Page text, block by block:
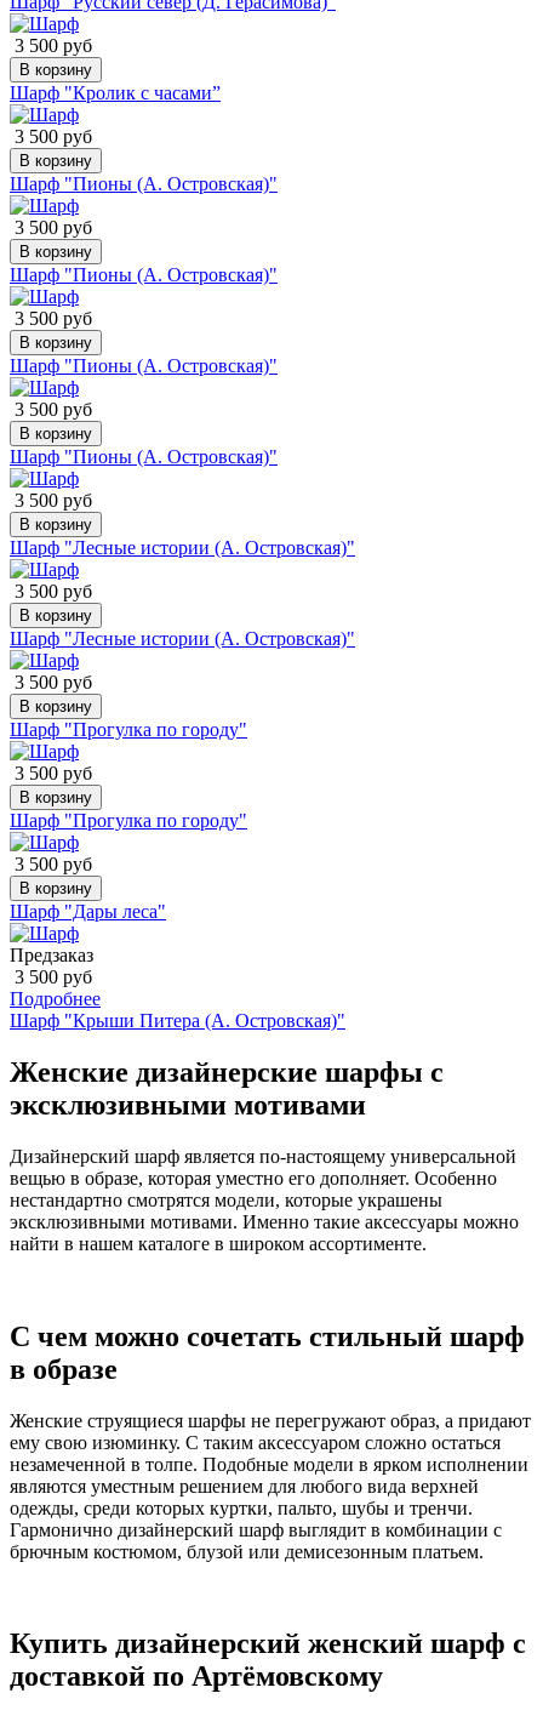
3 500 руб
В корзину
Шарф "Кролик с часами”
3 500 руб
В корзину
Шарф "Пионы (А. Островская)"
3 500 руб
В корзину
Шарф "Пионы (А. Островская)"
3 500 руб
В корзину
Шарф "Пионы (А. Островская)"
3 500 руб
В корзину
Шарф "Пионы (А. Островская)"
3 500 руб
В корзину
Шарф "Лесные истории (А. Островская)"
3 500 руб
В корзину
Шарф "Лесные истории (А. Островская)"
3 500 руб
В корзину
Шарф "Прогулка по городу"
3 500 руб
В корзину
Шарф "Прогулка по городу"
3 500 руб
В корзину
Шарф "Дары леса"
Предзаказ
3 500 руб
Подробнее
Шарф "Крыши Питера (А. Островская)"
Женские дизайнерские шарфы с
эксклюзивными мотивами
Дизайнерский шарф является по-настоящему универсальной
вещью в образе, которая уместно его дополняет. Особенно
нестандартно смотрятся модели, которые украшены
эксклюзивными мотивами. Именно такие аксессуары можно
найти в нашем каталоге в широком ассортименте.
С чем можно сочетать стильный шарф
в образе
Женские струящиеся шарфы не перегружают образ, а придают
ему свою изюминку. С таким аксессуаром сложно остаться
незамеченной в толпе. Подобные модели в ярком исполнении
являются уместным решением для любого вида верхней
одежды, среди которых куртки, пальто, шубы и тренчи.
Гармонично дизайнерский шарф выглядит в комбинации с
брючным костюмом, блузой или демисезонным платьем.
Купить дизайнерский женский шарф с
доставкой по Артёмовскому